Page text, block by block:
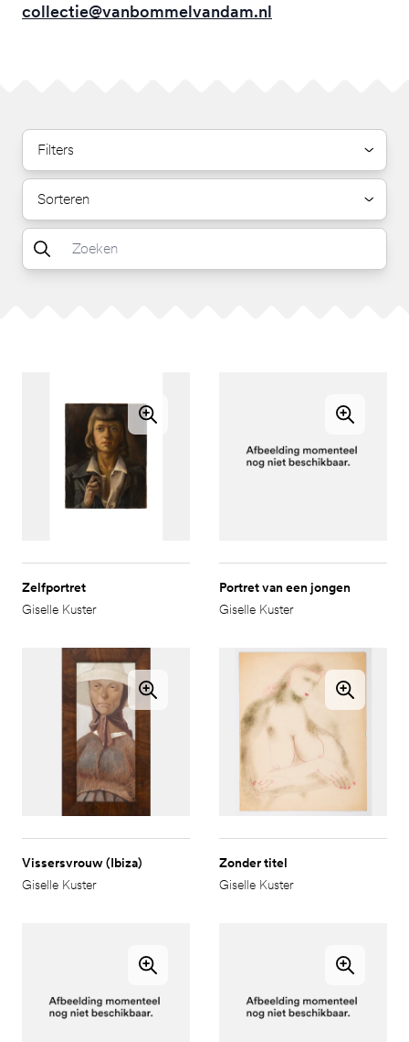
collectie@vanbommelvandam.nl
Filters
Sorteren
Zelfportret
Giselle Kuster
Portret van een jongen
Giselle Kuster
Vissersvrouw (Ibiza)
Giselle Kuster
Zonder titel
Giselle Kuster